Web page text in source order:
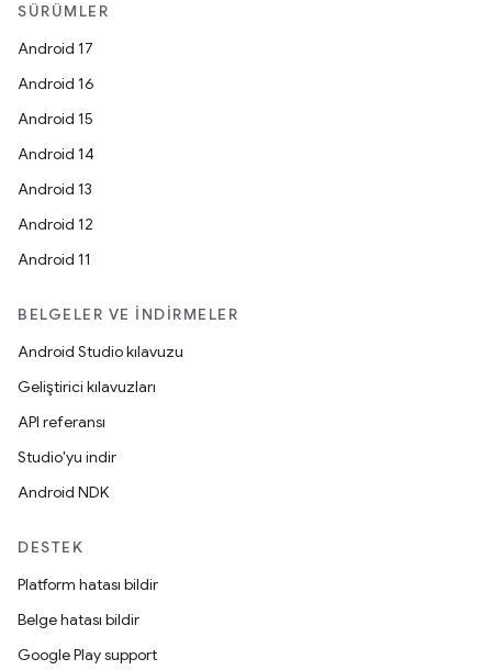
SÜRÜMLER
Android 17
Android 16
Android 15
Android 14
Android 13
Android 12
Android 11
BELGELER VE İNDIRMELER
Android Studio kılavuzu
Geliştirici kılavuzları
API referansı
Studio'yu indir
Android NDK
DESTEK
Platform hatası bildir
Belge hatası bildir
Google Play support